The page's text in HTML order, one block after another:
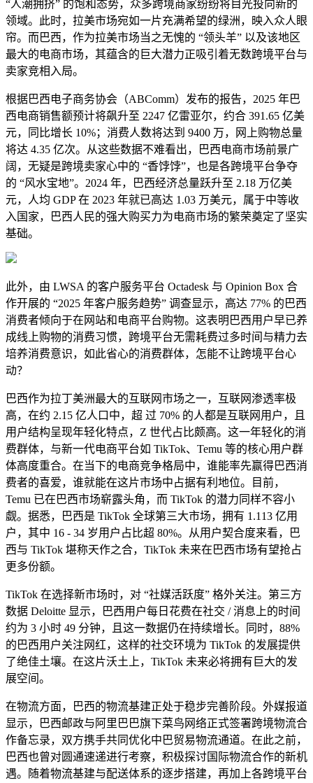
“人潮拥挤” 的饱和态势，众多跨境商家纷纷将目光投向新的
领域。此时，拉美市场宛如一片充满希望的绿洲，映入众人眼
帘。而巴西，作为拉美市场当之无愧的 “领头羊” 以及该地区
最大的电商市场，其蕴含的巨大潜力正吸引着无数跨境平台与
卖家竞相入局。
根据巴西电子商务协会（ABComm）发布的报告，2025 年巴
西电商销售额预计将飙升至 2247 亿雷亚尔，约合 391.65 亿美
元，同比增长 10%；消费人数将达到 9400 万，网上购物总量
将达 4.35 亿次。从这些数据不难看出，巴西电商市场前景广
阔，无疑是跨境卖家心中的 “香饽饽”，也是各跨境平台争夺
的 “风水宝地”。2024 年，巴西经济总量跃升至 2.18 万亿美
元，人均 GDP 在 2023 年就已高达 1.03 万美元，属于中等收
入国家，巴西人民的强大购买力为电商市场的繁荣奠定了坚实
基础。
此外，由 LWSA 的客户服务平台 Octadesk 与 Opinion Box 合
作开展的 “2025 年客户服务趋势” 调查显示，高达 77% 的巴西
消费者倾向于在网站和电商平台购物。这表明巴西用户早已养
成线上购物的消费习惯，跨境平台无需耗费过多时间与精力去
培养消费意识，如此省心的消费群体，怎能不让跨境平台心
动？
巴西作为拉丁美洲最大的互联网市场之一，互联网渗透率极
高，在约 2.15 亿人口中，超 过 70% 的人都是互联网用户，且
用户结构呈现年轻化特点，Z 世代占比颇高。这一年轻化的消
费群体，与新一代电商平台如 TikTok、Temu 等的核心用户群
体高度重合。在当下的电商竞争格局中，谁能率先赢得巴西消
费者的喜爱，谁就能在这片市场中占据有利地位。目前，
Temu 已在巴西市场崭露头角，而 TikTok 的潜力同样不容小
觑。据悉，巴西是 TikTok 全球第三大市场，拥有 1.113 亿用
户，其中 16 - 34 岁用户占比超 80%。从用户契合度来看，巴
西与 TikTok 堪称天作之合，TikTok 未来在巴西市场有望抢占
更多份额。
TikTok 在选择新市场时，对 “社媒活跃度” 格外关注。第三方
数据 Deloitte 显示，巴西用户每日花费在社交 / 消息上的时间
约为 3 小时 49 分钟，且这一数据仍在持续增长。同时，88%
的巴西用户关注网红，这样的社交环境为 TikTok 的发展提供
了绝佳土壤。在这片沃土上，TikTok 未来必将拥有巨大的发
展空间。
在物流方面，巴西的物流基建正处于稳步完善阶段。外媒报道
显示，巴西邮政与阿里巴巴旗下菜鸟网络正式签署跨境物流合
作备忘录，双方携手共同优化中巴贸易物流通道。在此之前，
巴西也曾对圆通速递进行考察，积极探讨国际物流合作的新机
遇。随着物流基建与配送体系的逐步搭建，再加上各跨境平台